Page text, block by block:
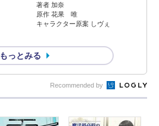
著者 加奈
原作 花果 唯
キャラクター原案 しヴぇ
もっとみる
Recommended by